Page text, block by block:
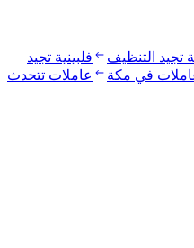
تجيد التنظيف
فلبينية تجيد
في مكة
عاملات تتحدث